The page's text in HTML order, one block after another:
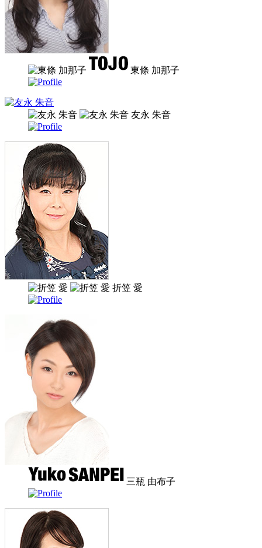
東條 加那子
友永 朱音
折笠 愛
三瓶 由布子